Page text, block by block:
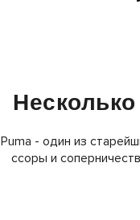
Puma - один из
ссоры и